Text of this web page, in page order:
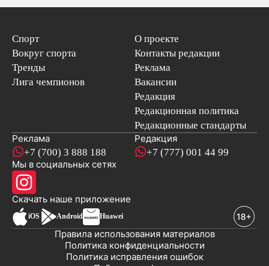
Спорт
Вокруг спорта
Тренды
Лига чемпионов
О проекте
Контакты редакции
Реклама
Вакансии
Редакция
Редакционная политика
Редакционные стандарты
Реклама
+7 (700) 3 888 188
Редакция
+7 (777) 001 44 99
Мы в социальных сетях
Скачать наше приложениеновостей
iOS Android Huawei
Политика исправления ошибок
Политика конфиденциальности
Правила использования материалов